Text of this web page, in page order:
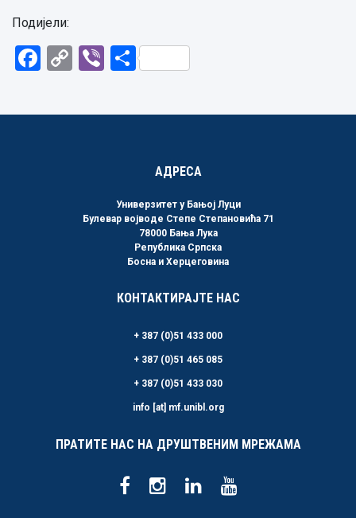
Подијели:
Facebook
CopyViberShare
АДРЕСА
Универзитет у Бањој Луци
Булевар војводе Степе Степановића 71
78000 Бања Лука
Република Српска
Босна и Херцеговина
КОНТАКТИРАЈТЕ НАС
+ 387 (0)51 433 000
+ 387 (0)51 465 085
+ 387 (0)51 433 030
info [at] mf.unibl.org
ПРАТИТЕ НАС НА ДРУШТВЕНИМ МРЕЖАМА